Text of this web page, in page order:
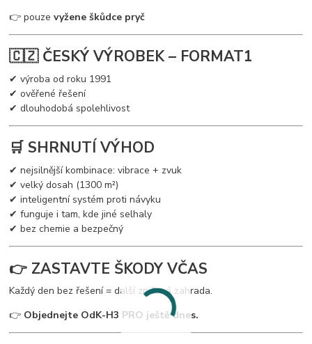
👉 pouzevyžene škůdce pryč
🇨🇿 ČESKÝ VÝROBEK – FORMAT1
✔ výroba od roku 1991
✔ ověřené řešení
✔ dlouhodobá spolehlivost
🛒 SHRNUTÍ VÝHOD
✔ nejsilnější kombinace: vibrace + zvuk
✔ velký dosah (1300 m²)
✔ inteligentní systém proti návyku
✔ funguje i tam, kde jiné selhaly
✔ bez chemie a bezpečný
👉 ZASTAVTE ŠKODY VČAS
Každý den bez řešení = další zničená zahrada.
👉 Objednejte OdK-H3 PRO ještě dnes.